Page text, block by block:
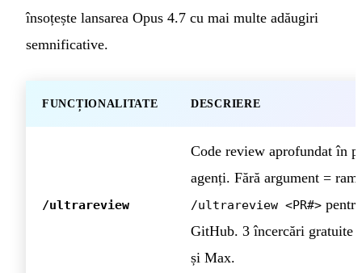
însoțește lansarea Opus 4.7 cu mai multe adăugiri
semnificative.
FUNCȚIONALITATE DESCRIERE
/ultrareview
Code review aprofundat în
agenți. Fără argument =
/ultrareview <PR#>
GitHub. 3 încercări gratuite
și Max.